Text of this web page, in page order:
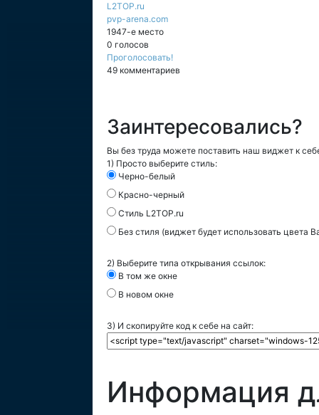
L2TOP.ru
pvp-arena.com
1947-е место
0 голосов
Проголосовать!
49 комментариев
Заинтересовались?
Вы без труда можете поставить наш виджет к
1) Просто выберите стиль:
Черно-белый
Красно-черный
Стиль L2TOP.ru
Без стиля (виджет будет использовать цвета
2) Выберите типа открывания ссылок:
В том же окне
В новом окне
3) И скопируйте код к себе на сайт:
Информация